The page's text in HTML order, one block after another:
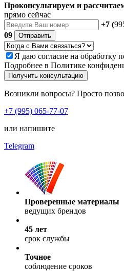
Проконсультируем и
прямо сейчас
+7 (
09
Отправить
Я даю согласие на обработку
Подробнее в Политике
Получить консультацию
Возникли вопросы? Просто
+7 (995) 065-77-07
или напишите
Telegram
Проверенные материалы
ведущих брендов
45 лет
срок службы
Точное
соблюдение сроков